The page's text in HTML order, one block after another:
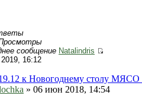
сообщение Natalindris
16:12
к Новогоднему столу
» 06 июн 2018, 14:54